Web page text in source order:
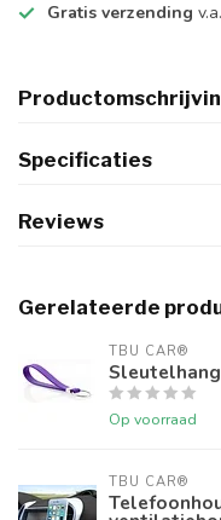
Gratis verzending
Specificaties
Reviews
Gerelateerde
TBU CAR®
Op voorraad
TBU CAR®